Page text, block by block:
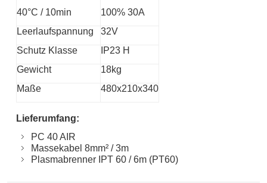
40°C / 10min
100% 30A
Leerlaufspannung
32V
Schutz Klasse
IP23 H
Gewicht
18kg
Maße
480x210x340
Lieferumfang:
PC 40 AIR
Massekabel 8mm² / 3m
Plasmabrenner IPT 60 / 6m (PT60)